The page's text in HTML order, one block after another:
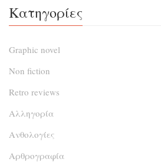
Κατηγορίες
Graphic novel
Non fiction
Retro reviews
Αλληγορία
Ανθολογίες
Αρθρογραφία